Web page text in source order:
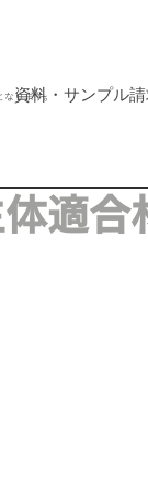
ります。
資料・サンプル
体適